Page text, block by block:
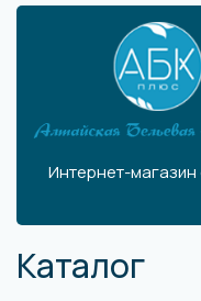
Интернет-
Каталог